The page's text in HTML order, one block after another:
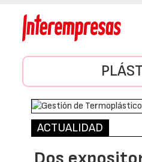
ACTUALIDAD